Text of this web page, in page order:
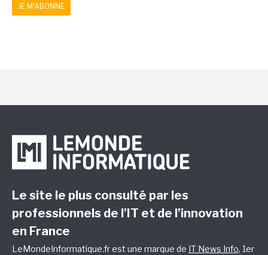
JE M'ABONNE
Le site le plus consulté par les
professionnels de l’IT et de l’innovation
en France
LeMondeInformatique.fr est une marque de IT News Info, 1er